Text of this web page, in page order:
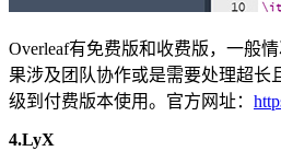
Overleaf有免费版和收费版，一般
果涉及团队协作或是需要处理超长
级到付费版本使用。官方网址：
4.LyX